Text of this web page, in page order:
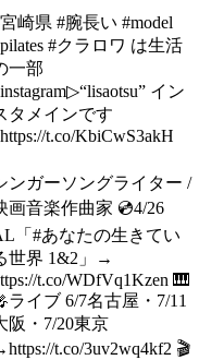
崎県 #腕長い #model
#クラロワ は生活
一部
イン
タメインです
t.co/KbiCwS3akH
ンガーソングライター /
画音楽作曲家 💿4/26
「#あなたの生きてい
世界 1&2」→
t.co/WDfVq1Kzen 🎹
ライブ 6/7名古屋・7/11
阪・7/20東京
t.co/3uv2wq4kf2 🎬